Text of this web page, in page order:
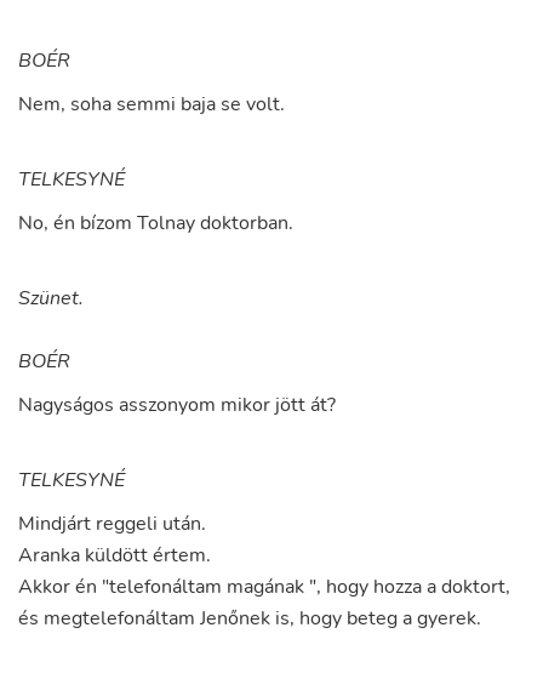
BOÉR
Nem, sohasemmi bajase volt.
TELKESYNÉ
No, én bízom Tolnaydoktorban.
Szünet.
BOÉR
Nagyságos asszonyom mikor jött át?
TELKESYNÉ
Mindjárt reggeli után.
Aranka küldöttértem.
Akkorén "telefonáltam magának ", hogy hozza adoktort,
és megtelefonáltam Jenőnek is, hogy beteg agyerek.